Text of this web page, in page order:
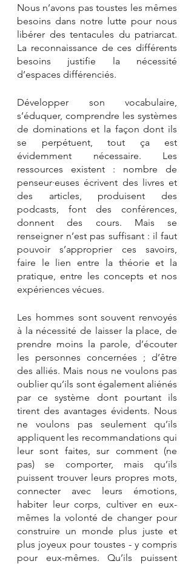
Nous n’avons pas toustes les mêmes
besoins dans notre lutte pour nous
libérer des tentacules du patriarcat.
La reconnaissance de ces différents
besoins justifie la nécessité
d’espaces différenciés.
Développer son vocabulaire,
s’éduquer, comprendre les systèmes
de dominations et la façon dont ils
se perpétuent, tout ça est
évidemment nécessaire. Les
ressources existent : nombre de
penseur·euses écrivent des livres et
des articles, produisent des
podcasts, font des conférences,
donnent des cours. Mais se
renseigner n’est pas suffisant : il faut
pouvoir s’approprier ces savoirs,
faire le lien entre la théorie et la
pratique, entre les concepts et nos
expériences vécues.
Les hommes sont souvent renvoyés
à la nécessité de laisser la place, de
prendre moins la parole, d’écouter
les personnes concernées ; d’être
des alliés. Mais nous ne voulons pas
oublier qu’ils sont également aliénés
par ce système dont pourtant ils
tirent des avantages évidents. Nous
ne voulons pas seulement qu’ils
appliquent les recommandations qui
leur sont faites, sur comment (ne
pas) se comporter, mais qu’ils
puissent trouver leurs propres mots,
connecter avec leurs émotions,
habiter leur corps, cultiver en eux-
mêmes la volonté de changer pour
construire un monde plus juste et
plus joyeux pour toustes - y compris
pour eux-mêmes. Qu’ils puissent